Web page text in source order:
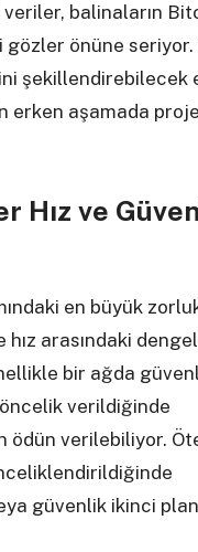
balinaların
önüne seriyor.
şekillendirebilecek
erken aşamada
Hız ve
en büyük
arasındaki
bir ağda
verildiğinde
verilebiliyor.
güvenlik ikinci